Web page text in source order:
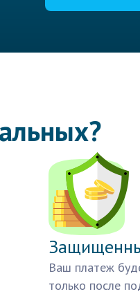
Ваш платеж
только после